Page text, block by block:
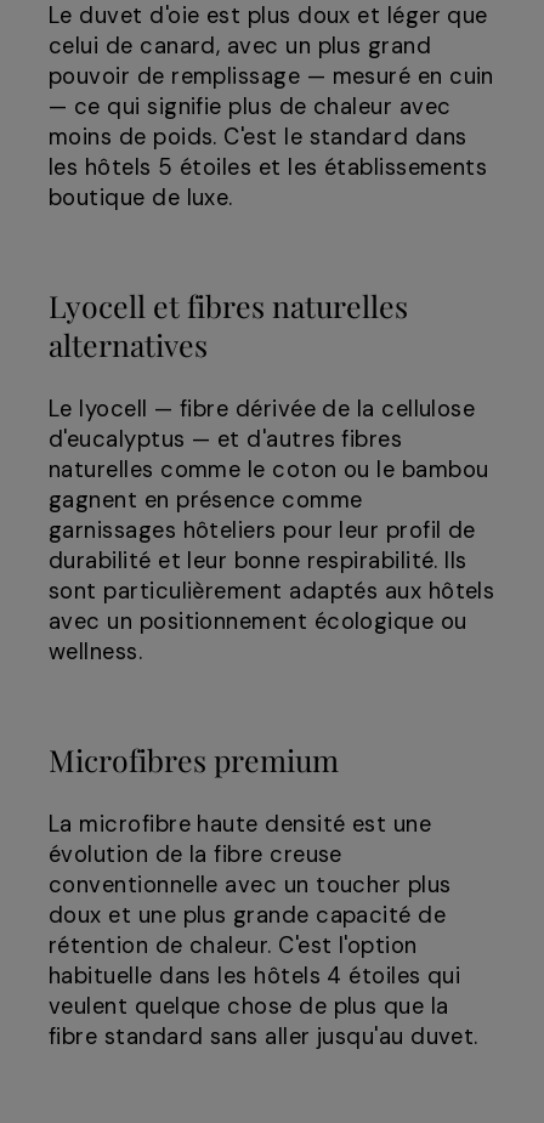
Le duvet d'oie est plus doux et léger que
celui de canard, avec un plus grand
pouvoir de remplissage — mesuré en cuin
— ce qui signifie plus de chaleur avec
moins de poids. C'est le standard dans
les hôtels 5 étoiles et les établissements
boutique de luxe.
Lyocell et fibres naturelles
alternatives
Le lyocell — fibre dérivée de la cellulose
d'eucalyptus — et d'autres fibres
naturelles comme le coton ou le bambou
gagnent en présence comme
garnissages hôteliers pour leur profil de
durabilité et leur bonne respirabilité. Ils
sont particulièrement adaptés aux hôtels
avec un positionnement écologique ou
wellness.
Microfibres premium
La microfibre haute densité est une
évolution de la fibre creuse
conventionnelle avec un toucher plus
doux et une plus grande capacité de
rétention de chaleur. C'est l'option
habituelle dans les hôtels 4 étoiles qui
veulent quelque chose de plus que la
fibre standard sans aller jusqu'au duvet.